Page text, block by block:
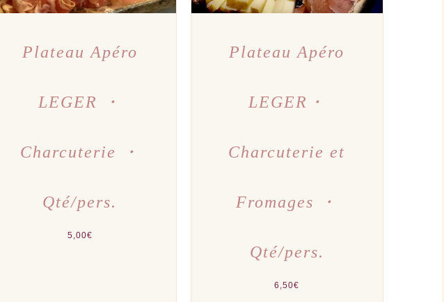
Plateau Apéro
LEGER ・
Charcuterie ・
Qté/pers.
5,00€
Plateau Apéro
LEGER・
Charcuterie et
Fromages ・
Qté/pers.
6,50€